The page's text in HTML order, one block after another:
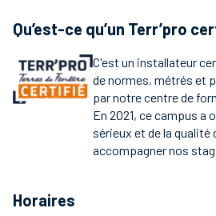
Qu’est-ce qu’un Terr’pro
C'est un installateur
de normes, métrés et
par notre centre de
En 2021, ce campus a
sérieux et de la
accompagner nos
Horaires